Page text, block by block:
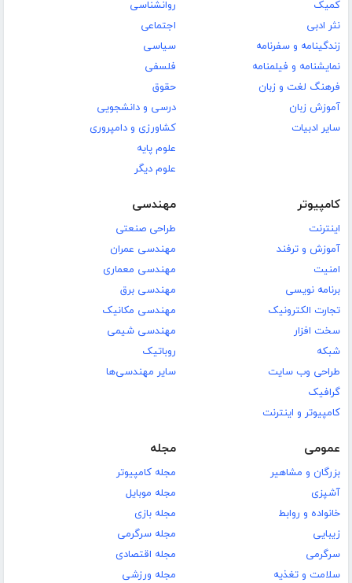
کمیک
نثر ادبی
زندگینامه و سفرنامه
نمایشنامه و فیلمنامه
فرهنگ لغت و زبان
آموزش زبان
سایر ادبیات
روانشناسی
اجتماعی
سیاسی
فلسفی
حقوق
درسی و دانشجویی
کشاورزی و دامپروری
علوم پایه
علوم دیگر
کامپیوتر
اینترنت
آموزش و ترفند
امنیت
برنامه نویسی
تجارت الکترونیک
سخت افزار
شبکه
طراحی وب سایت
گرافیک
کامپیوتر و اینترنت
مهندسی
طراحی صنعتی
مهندسی عمران
مهندسی معماری
مهندسی برق
مهندسی مکانیک
مهندسی شیمی
روباتیک
سایر مهندسی‌ها
عمومی
بزرگان و مشاهیر
آشپزی
خانواده و روابط
زیبایی
سرگرمی
سلامت و تغذیه
مجله
مجله کامپیوتر
مجله موبایل
مجله بازی
مجله سرگرمی
مجله اقتصادی
مجله ورزشی